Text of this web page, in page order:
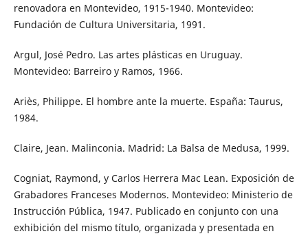
renovadora en Montevideo, 1915-1940. Montevideo:
Fundación de Cultura Universitaria, 1991.
Argul, José Pedro. Las artes plásticas en Uruguay.
Montevideo: Barreiro y Ramos, 1966.
Ariès, Philippe. El hombre ante la muerte. España: Taurus,
1984.
Claire, Jean. Malinconia. Madrid: La Balsa de Medusa, 1999.
Cogniat, Raymond, y Carlos Herrera Mac Lean. Exposición de
Grabadores Franceses Modernos. Montevideo: Ministerio de
Instrucción Pública, 1947. Publicado en conjunto con una
exhibición del mismo título, organizada y presentada en